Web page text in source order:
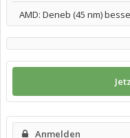
AMD: Deneb (45 nm)
Anmelden